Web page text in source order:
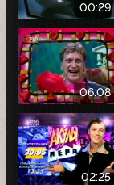
00:29
06:08
02:25